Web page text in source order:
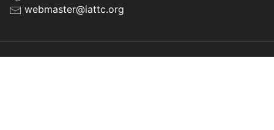
webmaster@iattc.org
© IATTC, 2022-2026